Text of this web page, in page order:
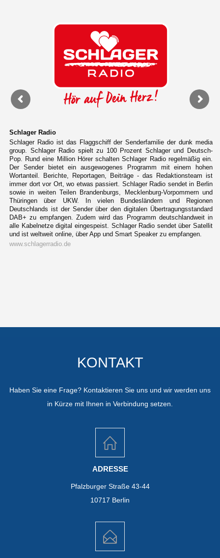
Schlager Radio
Schlager Radio ist das Flaggschiff der Senderfamilie der dunk media
group. Schlager Radio spielt zu 100 Prozent Schlager und Deutsch-
Pop. Rund eine Million Hörer schalten Schlager Radio regelmäßig ein.
Der Sender bietet ein ausgewogenes Programm mit einem hohen
Wortanteil. Berichte, Reportagen, Beiträge - das Redaktionsteam ist
immer dort vor Ort, wo etwas passiert. Schlager Radio sendet in Berlin
sowie in weiten Teilen Brandenburgs, Mecklenburg-Vorpommern und
Thüringen über UKW. In vielen Bundesländern und Regionen
Deutschlands ist der Sender über den digitalen Übertragungsstandard
DAB+ zu empfangen. Zudem wird das Programm deutschlandweit in
alle Kabelnetze digital eingespeist. Schlager Radio sendet über Satellit
und ist weltweit online, über App und Smart Speaker zu empfangen.
www.schlagerradio.de
KONTAKT
Haben Sie eine Frage? Kontaktieren Sie uns und wir werden uns
in Kürze mit Ihnen in Verbindung setzen.
ADRESSE
Pfalzburger Straße 43-44
10717 Berlin